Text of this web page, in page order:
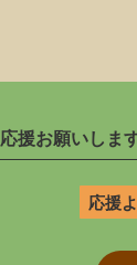
応援お願いしま
応援